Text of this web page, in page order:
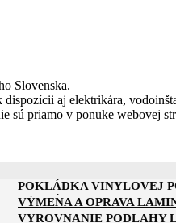
Slovenska.
aj elektrikára,
sú priamo v ponuke webovej
POKLÁDKA VINYLOVEJ
POKLÁDKA
VÝMENA A OPRAVA
PODLAHY
VYROVNANIE PODLAHY